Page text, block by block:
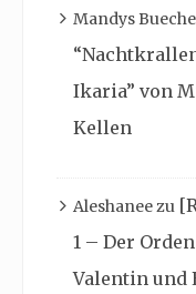
Mandys
Ikaria” von
Kellen
Aleshaneezu
1 – Der
Valentin und